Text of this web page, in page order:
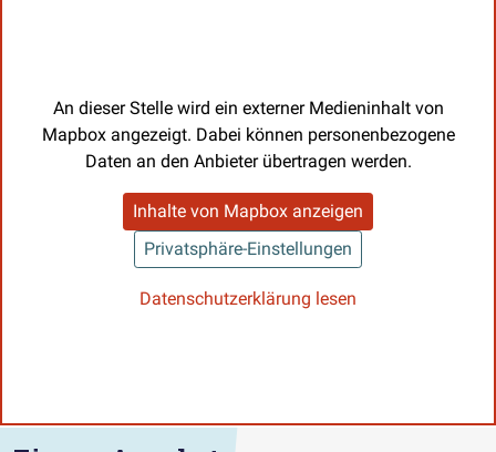
An dieser Stelle wird ein externer Medieninhalt von
Mapbox angezeigt. Dabei können personenbezogene
Daten an den Anbieter übertragen werden.
Inhalte von Mapbox anzeigen
Privatsphäre-Einstellungen
Datenschutzerklärung lesen